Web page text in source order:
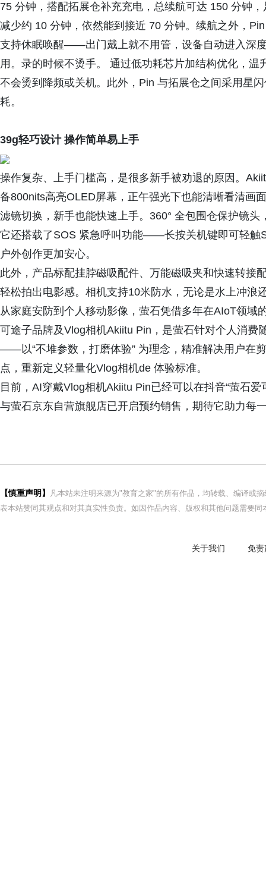
75 分钟，搭配拓展仓补充充电，总续航可达 150 分钟
减少约 10 分钟，依然能到接近 70 分钟。续航之外，
支持休眠唤醒——出门戴上就不用管，设备自动进入深
用。录的时候不烫手。 通过低功耗芯片加结构优化，
不会烫到降频或关机。此外，Pin 与拓展仓之间采用星
耗。
39g轻巧设计 操作简单易上手
操作复杂、上手门槛高，是很多新手被劝退的原因。
备800nits高亮OLED屏幕，正午强光下也能清晰看清画
滤镜切换，新手也能快速上手。360° 全包围仓保护镜
它还搭载了SOS 紧急呼叫功能——长按关机键即可轻触
户外创作更加安心。
此外，产品标配挂脖磁吸配件、万能磁吸夹和快速转接
轻松拍出电影感。相机支持10米防水，无论是水上冲浪
从家庭安防到个人移动影像，萤石凭借多年在AIoT领域
可途子品牌及Vlog相机Akiitu Pin，是萤石针对个人消费
——以“不堆参数，打磨体验” 为理念，精准解决用户在
点，重新定义轻量化Vlog相机de 体验标准。
目前，AI穿戴Vlog相机Akiitu Pin已经可以在抖音“萤石
与萤石京东自营旗舰店已开启预约销售，期待它助力每
【慎重声明】
凡本站未注明来源为"教育之家"的所有作品，均转载、编译或
表本站赞同其观点和对其真实性负责。如因作品内容、版权和其他问题需要
关于我们 免责